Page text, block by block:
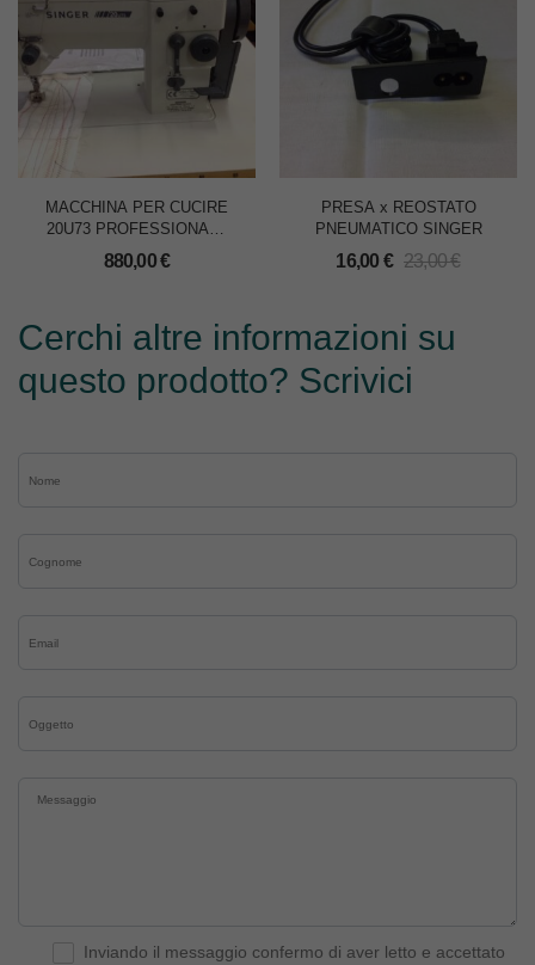
MACCHINA PER CUCIRE
20U73 PROFESSIONALE
– SOLO TESTA
880,00€
PRESA x REOSTATO
PNEUMATICO SINGER
16,00 € 23,00€
Cerchi altre informazioni su
questo prodotto? Scrivici
Inviando il messaggio confermo di aver letto e accettato